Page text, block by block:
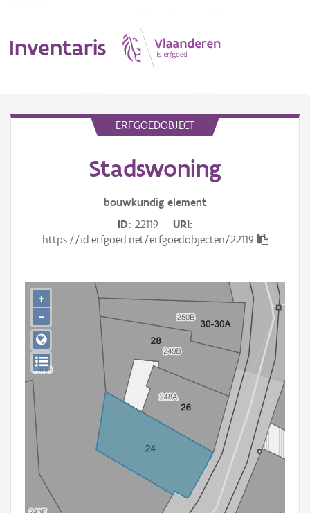
Inventaris
Gebeurtenis
Persoon of collectief
Downloads
Hergebruik
Aanmelden
ERFGOEDOBJECT
Stadswoning
bouwkundig element
ID 22119
URI
https://id.erfgoed.net/erfgoedobjecten/22119
+
−